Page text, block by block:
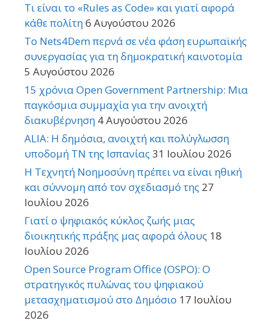
Τι είναι το «Rules as Code» και γιατί αφορά
κάθε πολίτη6 Αυγούστου 2026
Το Nets4Dem περνά σε νέα φάση ευρωπαϊκής
συνεργασίας για τη δημοκρατική καινοτομία
5 Αυγούστου 2026
15 χρόνια Open Government Partnership: Μια
παγκόσμια συμμαχία για την ανοιχτή
διακυβέρνηση 4 Αυγούστου 2026
ALIA: Η δημόσια, ανοιχτή και πολύγλωσση
υποδομή ΤΝ της Ισπανίας 31 Ιουλίου 2026
Η Τεχνητή Νοημοσύνη πρέπει να είναι ηθική
και σύννομη από τον σχεδιασμό της 27
Ιουλίου 2026
Γιατί ο ψηφιακός κύκλος ζωής μιας
διοικητικής πράξης μας αφορά όλους 18
Ιουλίου 2026
Open Source Program Office (OSPO): Ο
στρατηγικός πυλώνας του ψηφιακού
μετασχηματισμού στο Δημόσιο 17 Ιουλίου
2026